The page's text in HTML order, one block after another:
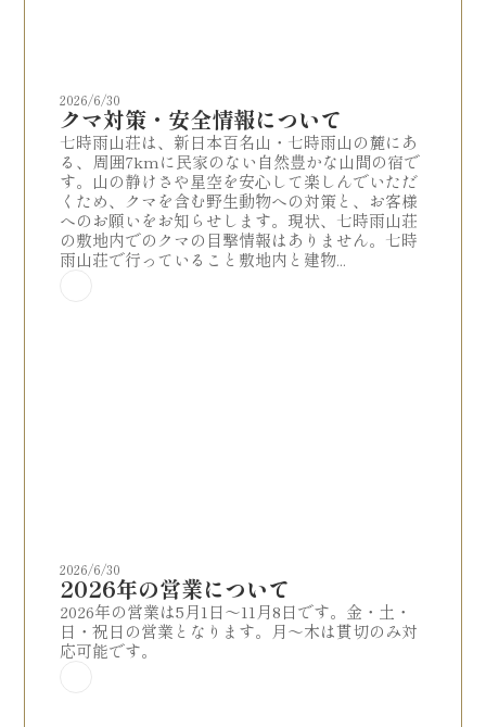
2026/6/30
クマ対策・安全情報について
七時雨山荘は、新日本百名山・七時雨山の麓にあ
る、周囲7kmに民家のない自然豊かな山間の宿で
す。山の静けさや星空を安心して楽しんでいただ
くため、クマを含む野生動物への対策と、お客様
へのお願いをお知らせします。現状、七時雨山荘
の敷地内でのクマの目撃情報はありません。七時
雨山荘で行っていること敷地内と建物...
2026/6/30
2026年の営業について
2026年の営業は5月1日〜11月8日です。金・土・
日・祝日の営業となります。月〜木は貫切のみ対
応可能です。